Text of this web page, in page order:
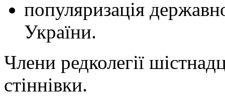
популяризація
України.
Члени редколегії
стіннівки.